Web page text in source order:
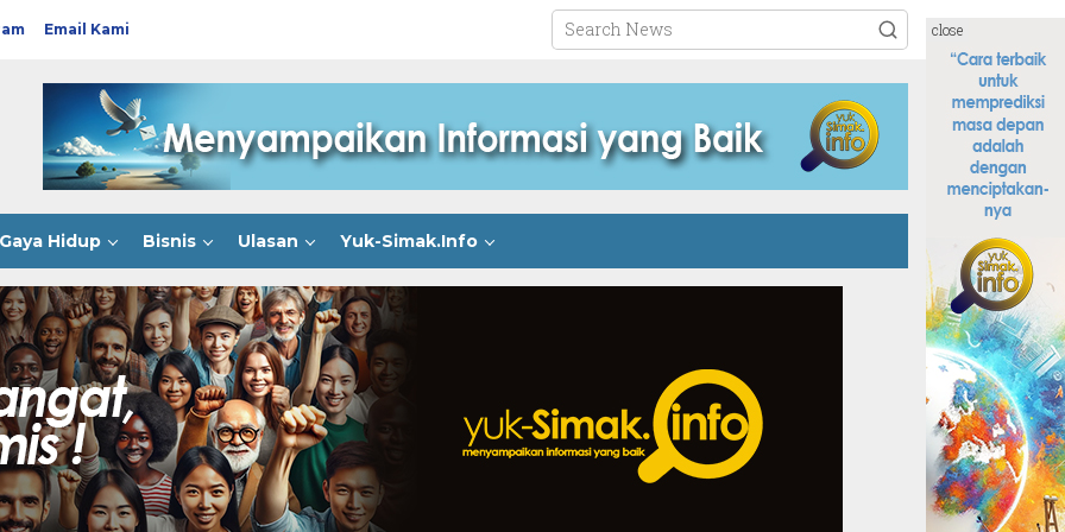
Email Kami
Hidup Bisnis Ulasan Yuk-Simak.Info
close